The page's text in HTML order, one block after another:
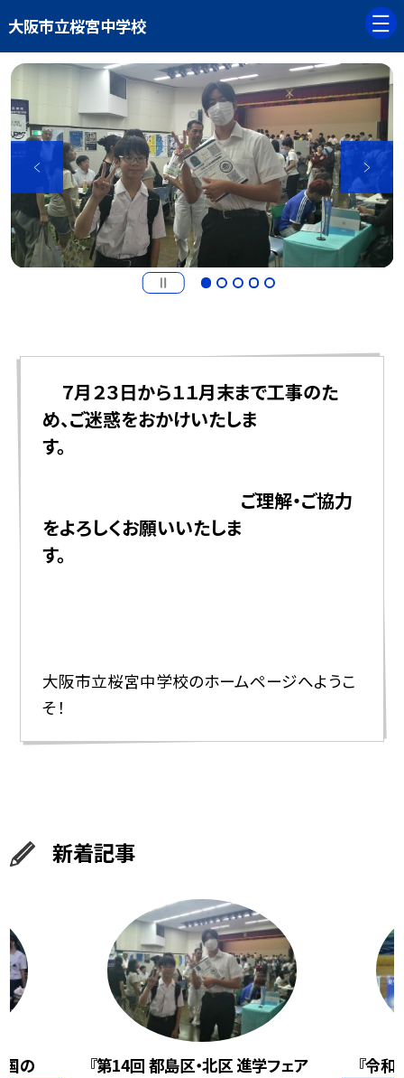
大阪市立桜宮中学校
７月２３日から１１月末まで工事のた
め、ご迷惑をおかけいたしま
す。
ご理解・ご協力
をよろしくお願いいたしま
す。
大阪市立桜宮中学校のホームページへようこ
そ！
新着記事
の
『第14回 都島区・北区 進学フェア
『令